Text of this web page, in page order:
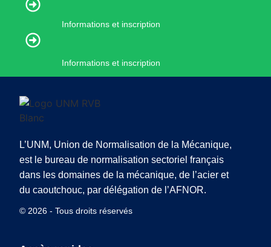
Informations et inscription
Informations et inscription
L’UNM, Union de Normalisation de la Mécanique,
est le bureau de normalisation sectoriel français
dans les domaines de la mécanique, de l’acier et
du caoutchouc, par délégation de l’AFNOR.
© 2026 - Tous droits réservés